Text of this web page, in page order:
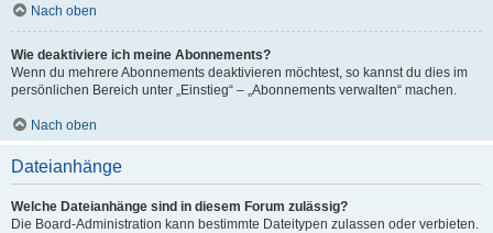
Nach oben
Wie deaktiviere ich meine Abonnements?
Wenn du mehrere Abonnements deaktivieren möchtest, so kannst du dies im
persönlichen Bereich unter „Einstieg“ – „Abonnements verwalten“ machen.
Nach oben
Dateianhänge
Welche Dateianhänge sind in diesem Forum zulässig?
Die Board-Administration kann bestimmte Dateitypen zulassen oder verbieten.